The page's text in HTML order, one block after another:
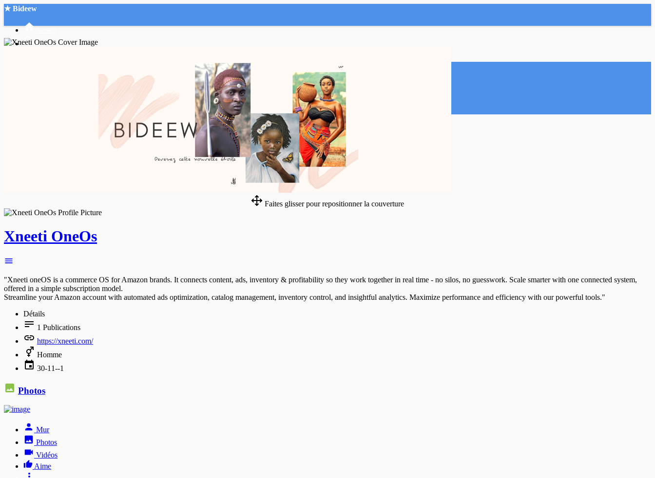
★ Bideew
Faites glisser pour repositionner la couverture
Xneeti OneOs
"Xneeti oneOS is a commerce OS for Amazon brands. It connects content, ads, inventory & profitability so they work together in real time - no silos, no guesswork. Scale smarter with one connected system,
offered in a simple subscription model.
Streamline your Amazon account with automated ads optimization, catalog management, inventory control, and insightful analytics. Maximize performance and efficiency with our powerful tools."
Détails
1 Publications
https://xneeti.com/
Homme
30-11--1
Photos
Mur
Photos
Vidéos
Aime